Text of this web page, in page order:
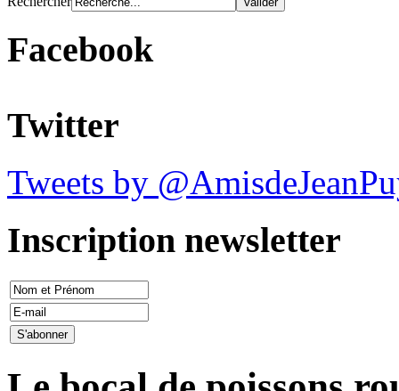
Facebook
Twitter
Tweets by
Inscription newsletter